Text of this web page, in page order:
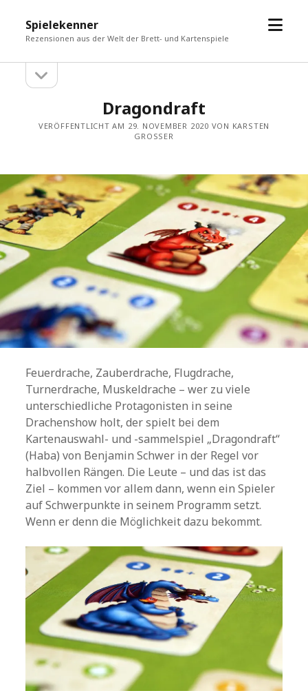
Spielekenner
Rezensionen aus der Welt der Brett- und Kartenspiele
Menü
Seitenleiste
öffnen
Dragondraft
VERÖFFENTLICHT AM 29. NOVEMBER 2020 VON KARSTEN
GROSSER
Feuerdrache, Zauberdrache, Flugdrache,
Turnerdrache, Muskeldrache – wer zu viele
unterschiedliche Protagonisten in seine
Drachenshow holt, der spielt bei dem
Kartenauswahl- und -sammelspiel „Dragondraft“
(Haba) von Benjamin Schwer in der Regel vor
halbvollen Rängen. Die Leute – und das ist das
Ziel – kommen vor allem dann, wenn ein Spieler
auf Schwerpunkte in seinem Programm setzt.
Wenn er denn die Möglichkeit dazu bekommt.